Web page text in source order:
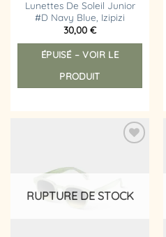
Lunettes De Soleil Junior
#D Navy Blue, Izipizi
30,00 €
ÉPUISÉ – VOIR LE
PRODUIT
RUPTURE DE STOCK